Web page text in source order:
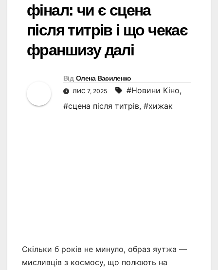
фінал: чи є сцена
після титрів і що чекає
франшизу далі
Від Олена Василенко
ЛИС 7, 2025 #Новини Кіно,
#сцена після титрів, #хижак
Скільки б років не минуло, образ яутжа —
мисливців з космосу, що полюють на